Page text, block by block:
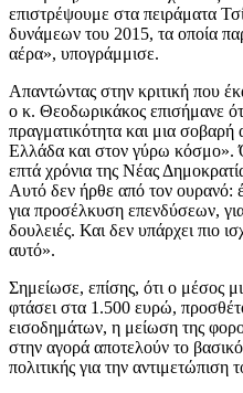
επιστρέψουμε στα πειράματα
δυνάμεων του 2015, τα οποία
αέρα», υπογράμμισε.
Απαντώντας στην κριτική που
ο κ. Θεοδωρικάκος επισήμανε
πραγματικότητα και μια σοβαρή
Ελλάδα και στον γύρω κόσμο».
επτά χρόνια της Νέας
Αυτό δεν ήρθε από τον ουρανό:
για προσέλκυση επενδύσεων,
δουλειές. Και δεν υπάρχει πιο
αυτό».
Σημείωσε, επίσης, ότι ο μέσος
φτάσει στα 1.500 ευρώ,
εισοδημάτων, η μείωση της
στην αγορά αποτελούν το
πολιτικής για την αντιμετώπιση